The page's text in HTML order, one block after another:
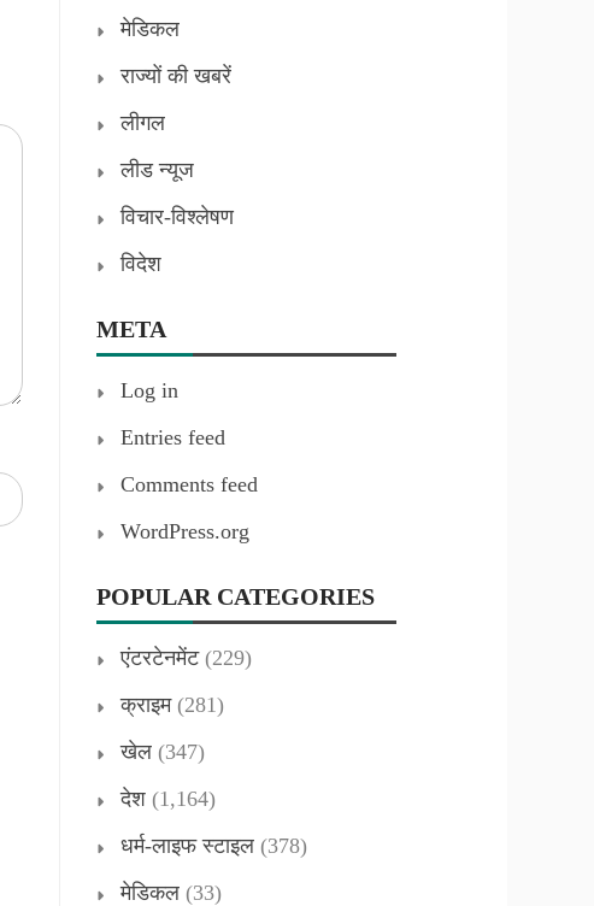
मेडिकल
राज्यों की खबरें
लीगल
लीड न्यूज
विचार-विश्लेषण
विदेश
META
Log in
Entries feed
Comments feed
WordPress.org
POPULAR CATEGORIES
एंटरटेनमेंट(229)
क्राइम(281)
खेल (347)
देश (1,164)
धर्म-लाइफ स्टाइल (378)
मेडिकल (33)